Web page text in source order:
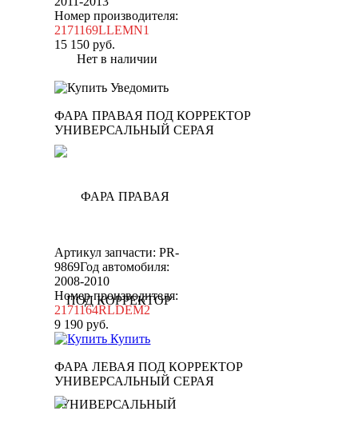
Номер производителя:
2171169LLEMN1
15 150 руб.
Нет в наличии
Уведомить
ФАРА ПРАВАЯ ПОД КОРРЕКТОР
УНИВЕРСАЛЬНЫЙ СЕРАЯ
Артикул запчасти: PR-
9869Год автомобиля:
2008-2010
Номер производителя:
2171164RLDEM2
9 190 руб.
Купить
ФАРА ЛЕВАЯ ПОД КОРРЕКТОР
УНИВЕРСАЛЬНЫЙ СЕРАЯ